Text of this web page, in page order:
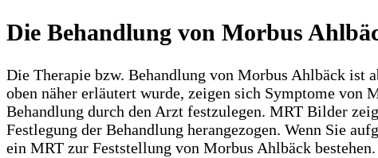
Die Behandlung von Morbus
Die Therapie bzw. Behandlung von Morbus Ahlbäck ist
oben näher erläutert wurde, zeigen sich Symptome von
Behandlung durch den Arzt festzulegen. MRT Bilder
Festlegung der Behandlung herangezogen. Wenn Sie
ein MRT zur Feststellung von Morbus Ahlbäck